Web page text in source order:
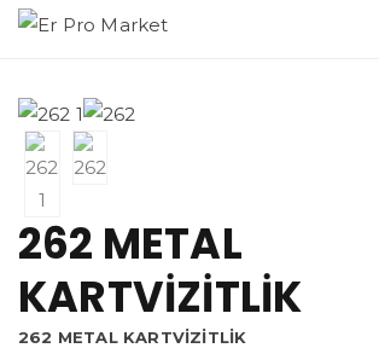
262 METAL
KARTVİZİTLİK
262 METAL KARTVİZİTLİK